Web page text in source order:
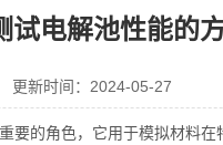
试电解池性能的
更新时间：2024-05-27
要的角色，它用于模拟材料